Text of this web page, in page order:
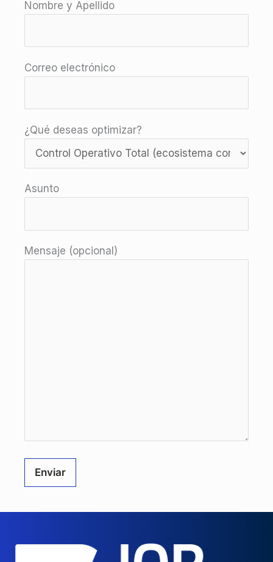
Nombre y Apellido
Correo electrónico
¿Qué deseas optimizar?
Asunto
Mensaje (opcional)